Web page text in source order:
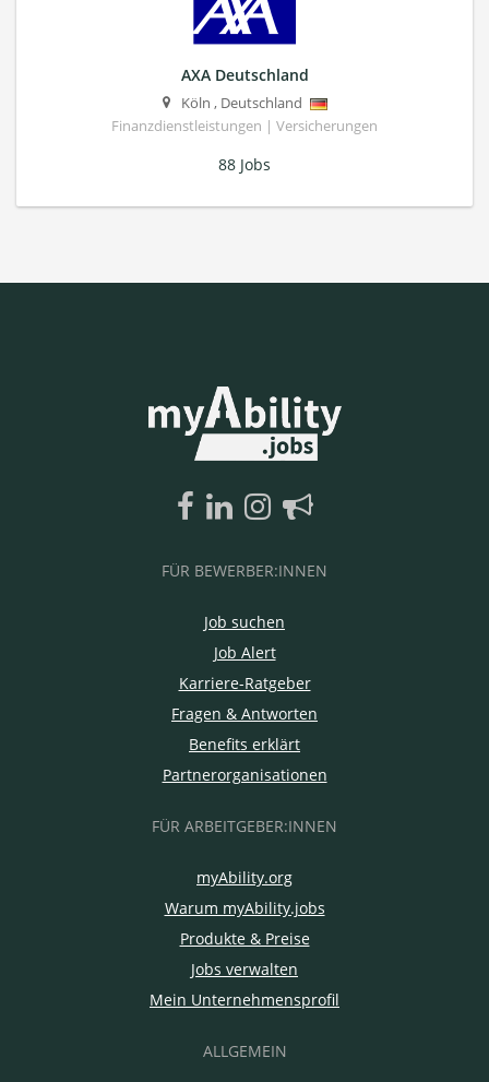
AXA Deutschland
Köln , Deutschland
Finanzdienstleistungen | Versicherungen
88 Jobs
FÜR BEWERBER:INNEN
Job suchen
Job Alert
Karriere-Ratgeber
Fragen & Antworten
Benefits erklärt
Partnerorganisationen
FÜR ARBEITGEBER:INNEN
myAbility.org
Warum myAbility.jobs
Produkte & Preise
Jobs verwalten
Mein Unternehmensprofil
ALLGEMEIN